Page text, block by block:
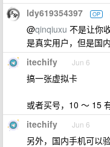
ldy619354397 OP
@qinqiuxu 不是让你
是真实用户，但是国
itechify Jun 6
搞一张虚拟卡
或者买号，10 ～ 15
itechify Jun 6
另外，国内手机可以